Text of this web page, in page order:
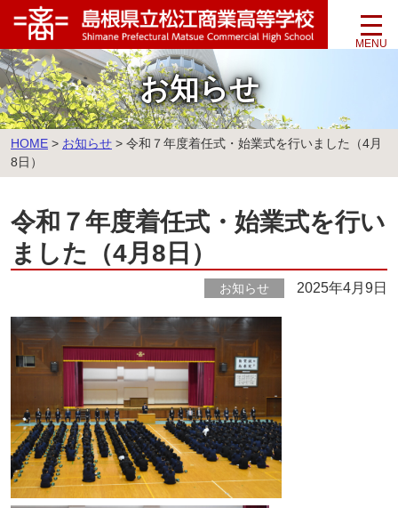
このページの本文へ
お知らせ
こ
の
ペ
ジ
の
位
置:
HOME > お知らせ > 令和７年度着任式・始業式を行いました（4月
8日）
令和７年度着任式・始業式を行い
ました（4月8日）
お知らせ 2025年4月9日